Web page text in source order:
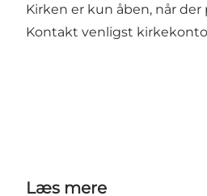
Kirken er kun åben, når
Kontakt venligst
Læs mere